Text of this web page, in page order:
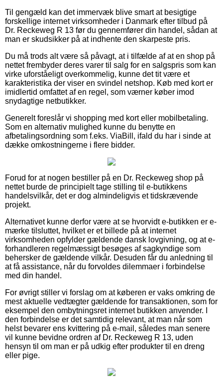
Til gengæld kan det immervæk blive smart at besigtige
forskellige internet virksomheder i Danmark efter tilbud på
Dr. Reckeweg R 13 før du gennemfører din handel, sådan at
man er skudsikker på at indhente den skarpeste pris.
Du må trods alt være så påvagt, at i tilfælde af at en shop på
nettet frembyder deres varer til salg for en salgspris som kan
virke uforståeligt overkommelig, kunne det tit være et
karakteristika der viser en svindel netshop. Køb med kort er
imidlertid omfattet af en regel, som værner køber imod
snydagtige netbutikker.
Generelt foreslår vi shopping med kort eller mobilbetaling.
Som en alternativ mulighed kunne du benytte en
afbetalingsordning som f.eks. ViaBill, ifald du har i sinde at
dække omkostningerne i flere bidder.
Forud for at nogen bestiller på en Dr. Reckeweg shop på
nettet burde de principielt tage stilling til e-butikkens
handelsvilkår, det er dog almindeligvis et tidskrævende
projekt.
Alternativet kunne derfor være at se hvorvidt e-butikken er e-
mærke tilsluttet, hvilket er et billede på at internet
virksomheden opfylder gældende dansk lovgivning, og at e-
forhandleren regelmæssigt besøges af sagkyndige som
behersker de gældende vilkår. Desuden får du anledning til
at få assistance, når du forvoldes dilemmaer i forbindelse
med din handel.
For øvrigt stiller vi forslag om at køberen er vaks omkring de
mest aktuelle vedtægter gældende for transaktionen, som for
eksempel den ombytningsret internet butikken anvender. I
den forbindelse er det samtidig relevant, at man når som
helst bevarer ens kvittering på e-mail, således man senere
vil kunne bevidne ordren af Dr. Reckeweg R 13, uden
hensyn til om man er på udkig efter produkter til en dreng
eller pige.